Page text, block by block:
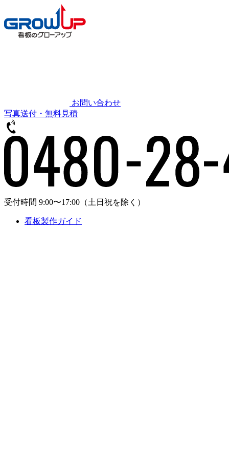
お問い合わせ
写真送付・無料見積
受付時間 9:00〜17:00 （土日祝を除く）
看板製作ガイド